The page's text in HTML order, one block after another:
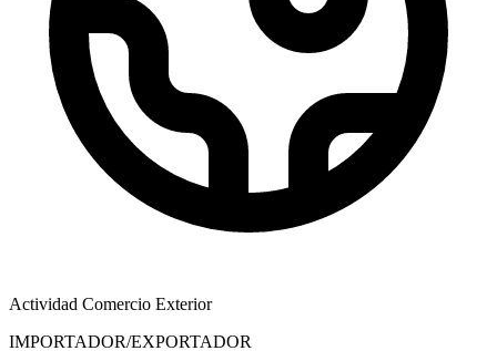
Actividad Comercio Exterior
IMPORTADOR/EXPORTADOR